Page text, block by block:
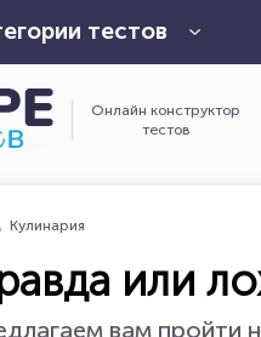
тестов
Онлайн конструктор
тестов
Кулинария
или
вам пройти